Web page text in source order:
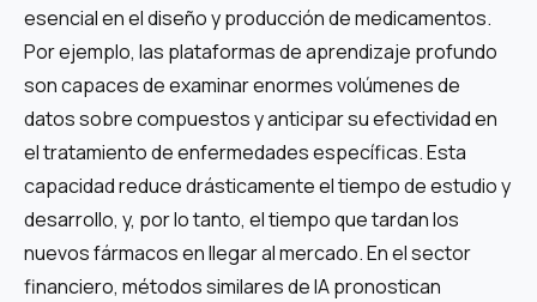
esencial en el diseño y producción de medicamentos.
Por ejemplo, las plataformas de aprendizaje profundo
son capaces de examinar enormes volúmenes de
datos sobre compuestos y anticipar su efectividad en
el tratamiento de enfermedades específicas. Esta
capacidad reduce drásticamente el tiempo de estudio y
desarrollo, y, por lo tanto, el tiempo que tardan los
nuevos fármacos en llegar al mercado. En el sector
financiero, métodos similares de IA pronostican